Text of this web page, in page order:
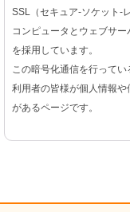
SSL（セキュア-ソケット-
コンピュータとウェブサ
を採用しています。
この暗号化通信を行ってい
利用者の皆様が個人情報
があるページです。